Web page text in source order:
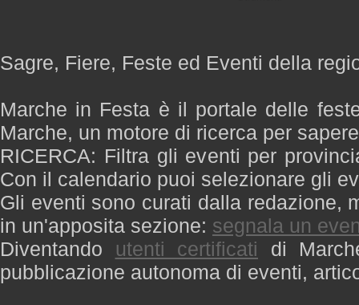
Sagre, Fiere, Feste ed Eventi della
Marche in Festa è il portale delle
Marche, un motore di ricerca per
RICERCA: Filtra gli eventi per
Con il calendario puoi selezionare gli
Gli eventi sono curati dalla redazione,
in un'apposita sezione: segnala un
Diventando utenti certificati di
pubblicazione autonoma di eventi,